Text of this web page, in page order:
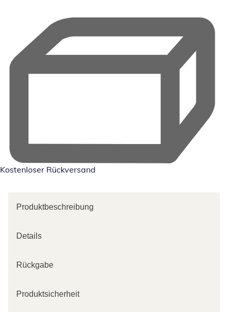
Kostenloser Rückversand
Produktbeschreibung
Details
Rückgabe
Produktsicherheit